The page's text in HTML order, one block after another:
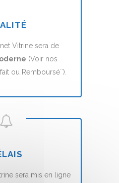
Vitrine sera de
(Voir nos
ou Remboursé``).
sera mis en ligne